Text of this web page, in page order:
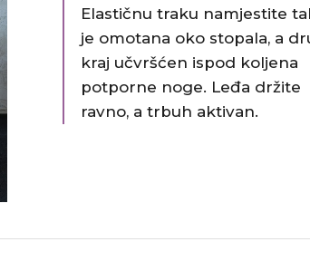
Elastičnu traku namjestite
je omotana oko stopala, a
kraj učvršćen ispod koljena
potporne noge. Leđa držite
ravno, a trbuh aktivan.